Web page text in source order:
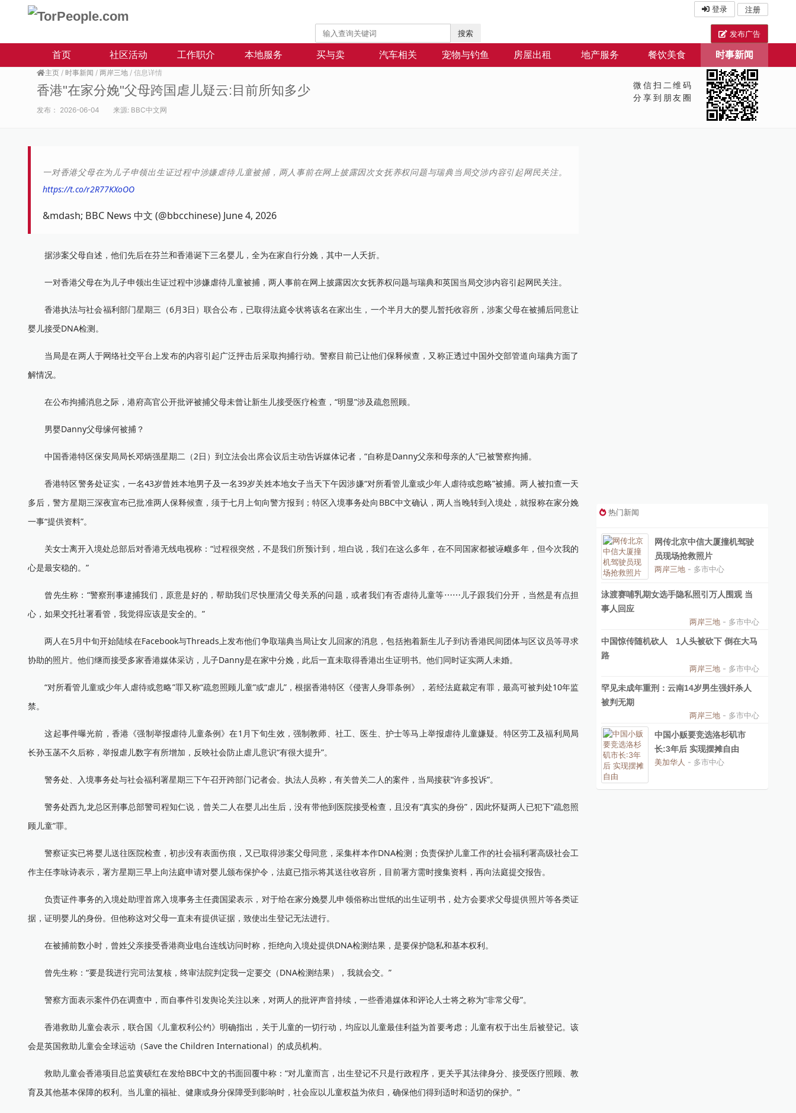
搜索
登录 注册
发布广告
首页 社区活动 工作职介 本地服务 买与卖 汽车相关 宠物与钓鱼 房屋出租 地产服务 餐饮美食 时事新闻
主页 / 时事新闻 / 两岸三地 / 信息详情
香港"在家分娩"父母跨国虐儿疑云:目前所知多少
发布： 2026-06-04 来源: BBC中文网
微信扫二维码
分享到朋友圈
一对香港父母在为儿子申领出生证过程中涉嫌虐待儿童被捕，两人事前在网上披露因次女抚养权问题与瑞典当局交涉内容引起网民关注。
https://t.co/r2R77KXoOO
&mdash; BBC News 中文 (@bbcchinese) June 4, 2026
据涉案父母自述，他们先后在芬兰和香港诞下三名婴儿，全为在家自行分娩，其中一人夭折。
一对香港父母在为儿子申领出生证过程中涉嫌虐待儿童被捕，两人事前在网上披露因次女抚养权问题与瑞典和英国当局交涉内容引起网民关注。
香港执法与社会福利部门星期三（6月3日）联合公布，已取得法庭令状将该名在家出生，一个半月大的婴儿暂托收容所，涉案父母在被捕后同意让
婴儿接受DNA检测。
当局是在两人于网络社交平台上发布的内容引起广泛抨击后采取拘捕行动。警察目前已让他们保释候查，又称正透过中国外交部管道向瑞典方面了
解情况。
在公布拘捕消息之际，港府高官公开批评被捕父母未曾让新生儿接受医疗检查，“明显”涉及疏忽照顾。
男婴Danny父母缘何被捕？
中国香港特区保安局局长邓炳强星期二（2日）到立法会出席会议后主动告诉媒体记者，“自称是Danny父亲和母亲的人”已被警察拘捕。
香港特区警务处证实，一名43岁曾姓本地男子及一名39岁关姓本地女子当天下午因涉嫌“对所看管儿童或少年人虐待或忽略”被捕。两人被扣查一天
多后，警方星期三深夜宣布已批准两人保释候查，须于七月上旬向警方报到；特区入境事务处向BBC中文确认，两人当晚转到入境处，就报称在家分娩
一事“提供资料”。
关女士离开入境处总部后对香港无线电视称：“过程很突然，不是我们所预计到，坦白说，我们在这么多年，在不同国家都被诬衊多年，但今次我的
心是最安稳的。”
曾先生称：“警察刑事逮捕我们，原意是好的，帮助我们尽快厘清父母关系的问题，或者我们有否虐待儿童等⋯⋯儿子跟我们分开，当然是有点担
心，如果交托社署看管，我觉得应该是安全的。”
两人在5月中旬开始陆续在Facebook与Threads上发布他们争取瑞典当局让女儿回家的消息，包括抱着新生儿子到访香港民间团体与区议员等寻求
协助的照片。他们继而接受多家香港媒体采访，儿子Danny是在家中分娩，此后一直未取得香港出生证明书。他们同时证实两人未婚。
“对所看管儿童或少年人虐待或忽略”罪又称“疏忽照顾儿童”或“虐儿”，根据香港特区《侵害人身罪条例》，若经法庭裁定有罪，最高可被判处10年监
禁。
这起事件曝光前，香港《强制举报虐待儿童条例》在1月下旬生效，强制教师、社工、医生、护士等马上举报虐待儿童嫌疑。特区劳工及福利局局
长孙玉菡不久后称，举报虐儿数字有所增加，反映社会防止虐儿意识“有很大提升”。
警务处、入境事务处与社会福利署星期三下午召开跨部门记者会。执法人员称，有关曾关二人的案件，当局接获“许多投诉”。
警务处西九龙总区刑事总部警司程知仁说，曾关二人在婴儿出生后，没有带他到医院接受检查，且没有“真实的身份”，因此怀疑两人已犯下“疏忽照
顾儿童”罪。
警察证实已将婴儿送往医院检查，初步没有表面伤痕，又已取得涉案父母同意，采集样本作DNA检测；负责保护儿童工作的社会福利署高级社会工
作主任李咏诗表示，署方星期三早上向法庭申请对婴儿颁布保护令，法庭已指示将其送往收容所，目前署方需时搜集资料，再向法庭提交报告。
负责证件事务的入境处助理首席入境事务主任龚国梁表示，对于给在家分娩婴儿申领俗称出世纸的出生证明书，处方会要求父母提供照片等各类证
据，证明婴儿的身份。但他称这对父母一直未有提供证据，致使出生登记无法进行。
在被捕前数小时，曾姓父亲接受香港商业电台连线访问时称，拒绝向入境处提供DNA检测结果，是要保护隐私和基本权利。
曾先生称：“要是我进行完司法复核，终审法院判定我一定要交（DNA检测结果），我就会交。”
警察方面表示案件仍在调查中，而自事件引发舆论关注以来，对两人的批评声音持续，一些香港媒体和评论人士将之称为“非常父母”。
香港救助儿童会表示，联合国《儿童权利公约》明确指出，关于儿童的一切行动，均应以儿童最佳利益为首要考虑；儿童有权于出生后被登记。该
会是英国救助儿童会全球运动（Save the Children International）的成员机构。
救助儿童会香港项目总监黄硕红在发给BBC中文的书面回覆中称：“对儿童而言，出生登记不只是行政程序，更关乎其法律身分、接受医疗照顾、教
育及其他基本保障的权利。当儿童的福祉、健康或身分保障受到影响时，社会应以儿童权益为依归，确保他们得到适时和适切的保护。”
热门新闻
网传北京中信大厦撞机驾驶
员现场抢救照片
两岸三地 - 多市中心
泳渡赛哺乳期女选手隐私照引万人围观 当
事人回应
两岸三地 - 多市中心
中国惊传随机砍人 1人头被砍下 倒在大马
路
两岸三地 - 多市中心
罕见未成年重刑：云南14岁男生强奸杀人
被判无期
两岸三地 - 多市中心
中国小贩要竞选洛杉矶市
长:3年后 实现摆摊自由
美加华人 - 多市中心